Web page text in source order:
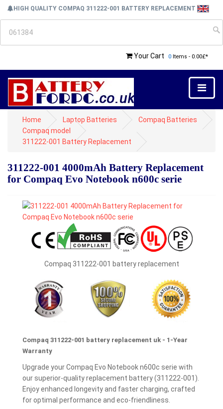
HIGH QUALITY COMPAQ 311222-001 BATTERY REPLACEMENT
Your Cart 0 Items - 0.00£*
Home Laptop Batteries
Compaq Batteries
Compaq model
311222-001 Battery Replacement
311222-001 4000mAh Battery Replacement
for Compaq Evo Notebook n600c serie
Compaq 311222-001 battery replacement
Compaq 311222-001 battery replacement uk - 1-Year
Warranty
Upgrade your Compaq Evo Notebook n600c serie with
our superior-quality replacement battery (311222-001).
Enjoy enhanced longevity and faster charging, crafted
for optimal performance and eco-friendliness.